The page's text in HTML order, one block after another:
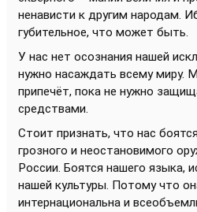
ненависти к другим народам.
губительное, что может быть.
У нас нет осознания нашей
нужно насаждать всему миру.
припечёт, пока не нужно
средствами.
Стоит признать, что нас
грозного и неостановимого
России. Боятся нашего языка,
нашей культуры. Потому что
интернациональна и